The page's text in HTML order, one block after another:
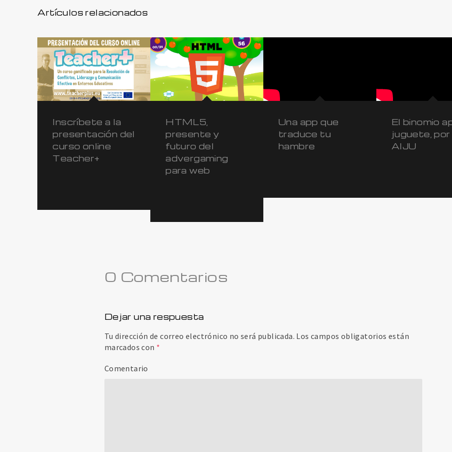
Artículos relacionados
Inscríbete a la
presentación del
curso online
Teacher+
HTML5,
presente y
futuro del
advergaming
para web
Una app que
traduce tu
hambre
El binomio
juguete, por
AIJU
0 Comentarios
Dejar una respuesta
Tu dirección de correo electrónico no será publicada. Los campos obligatorios están
marcados con *
Comentario